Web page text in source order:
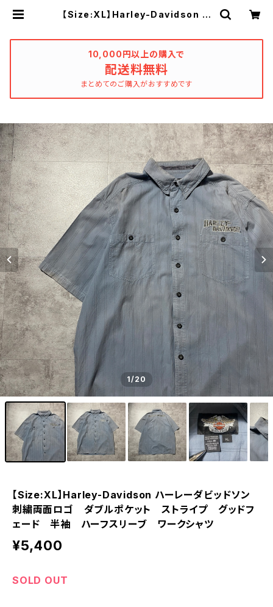
【Size:XL】Harley-Davidson ハ
フェード 半袖 ハーフスリーブ ワ
ークシャツ | used_clothing_kat
harsis
10,000円以上の購入で
配送料無料
まとめてのご購入がおすすめです
1/20
【Size:XL】Harley-Davidson ハーレーダビッドソン
刺繍両面ロゴ ダブルポケット ストライプ グッドフ
ェード 半袖 ハーフスリーブ ワークシャツ
¥5,400
SOLD OUT